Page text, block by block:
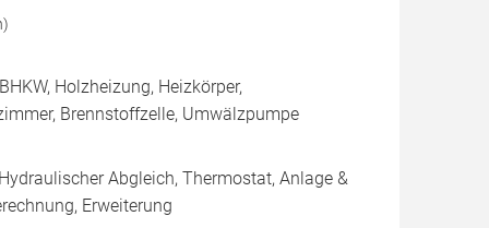
Holzheizung, Heizkörper,
Brennstoffzelle, Umwälzpumpe
Abgleich, Thermostat, Anlage &
Erweiterung